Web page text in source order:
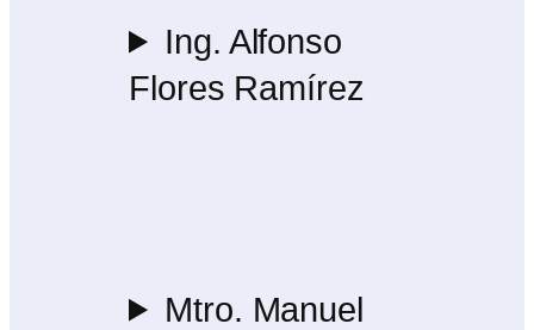
Ing. Alfonso
Flores Ramírez
Mtro. Manuel